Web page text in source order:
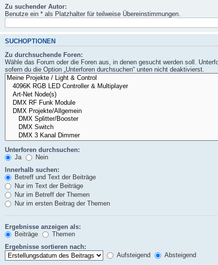
Zu suchender Autor:
Benutze ein * als Platzhalter für teilweise Übereinstimmungen.
SUCHOPTIONEN
Zu durchsuchende Foren:
Wähle das Forum oder die Foren aus, in denen gesucht werden soll.
sofern du die Option „Unterforen durchsuchen“ unten nicht deaktivierst.
Unterforen durchsuchen:
Ja
Nein
Innerhalb suchen:
Betreff und Text der Beiträge
Nur im Text der Beiträge
Nur im Betreff der Themen
Nur im ersten Beitrag der Themen
Ergebnisse anzeigen als:
Beiträge
Themen
Ergebnisse sortieren nach:
Aufsteigend
Absteigend